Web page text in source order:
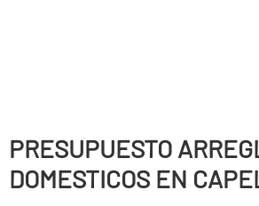
PRESUPUESTO
DOMESTICOS EN